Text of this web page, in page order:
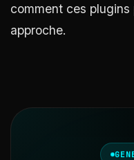
comment ces
approche.